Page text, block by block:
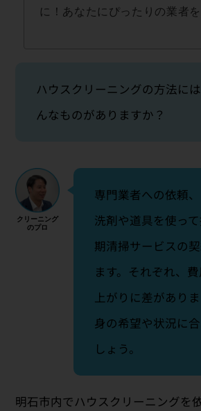
に！あなたにぴったりの業者
ハウスクリーニングの方法に
んなものがありますか？
専門業者への依頼
洗剤や道具を使っ
期清掃サービスの
ます。それぞれ、
上がりに差があり
身の希望や状況に
しょう。
明石市内でハウスクリーニングを